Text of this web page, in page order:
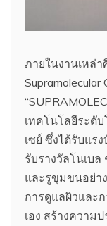
ภายในงานเหล่
เทคโนโลยีระดั
เซย์ ซึ่งได้รับแร
รับรางวัลโนเบ
และรูขุมขนอย่า
การดูแลผิวและ
เอง สร้างความ